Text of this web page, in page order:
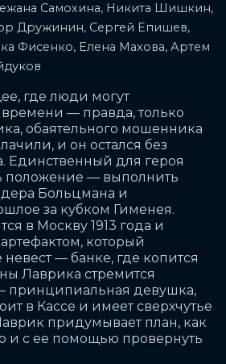
Самохина, Никита Шишкин,
Дружинин, Сергей Епишев,
Фисенко, Елена Махова, Артем
где люди могут
— правда, только
обаятельного мошенника
и он остался без
Единственный для героя
положение — выполнить
Больцмана и
за кубком Гименея.
в Москву 1913 года и
артефактом, который
невест — банке, где копится
Лаврика стремится
принципиальная девушка,
в Кассе и имеет сверхчутье
придумывает план, как
и с ее помощью провернуть